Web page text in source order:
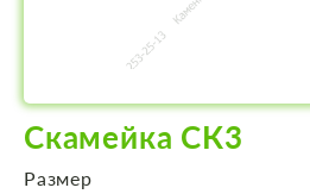
Скамейка СК3
Размер